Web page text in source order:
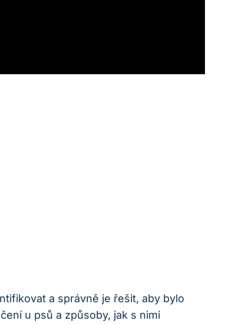
a správně je ⁣řešit, aby bylo
u psů ⁣a způsoby, jak s nimi